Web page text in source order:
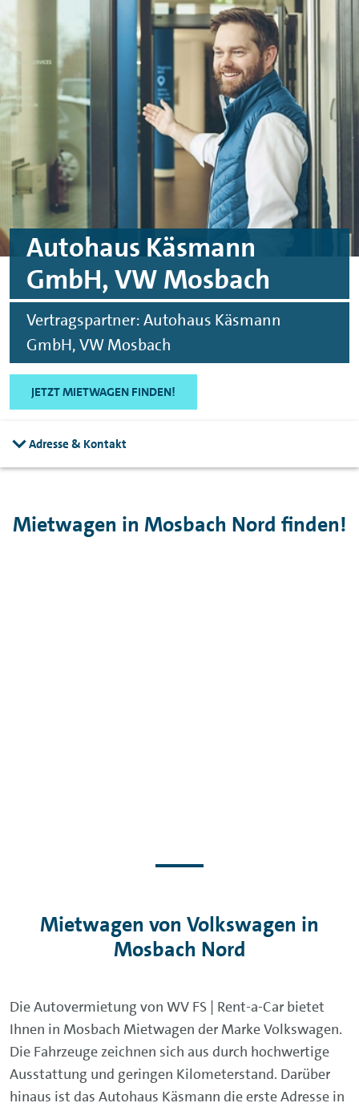
Skip to main content
Skip to footer
Autohaus Käsmann
GmbH, VW Mosbach
Vertragspartner: Autohaus Käsmann
GmbH, VW Mosbach
JETZT MIETWAGEN FINDEN!
Adresse & Kontakt
Mietwagen in Mosbach Nord finden!
Mietwagen von Volkswagen in
Mosbach Nord
Die Autovermietung von WV FS | Rent-a-Car bietet
Ihnen in Mosbach Mietwagen der Marke Volkswagen.
Die Fahrzeuge zeichnen sich aus durch hochwertige
Ausstattung und geringen Kilometerstand. Darüber
hinaus ist das Autohaus Käsmann die erste Adresse in